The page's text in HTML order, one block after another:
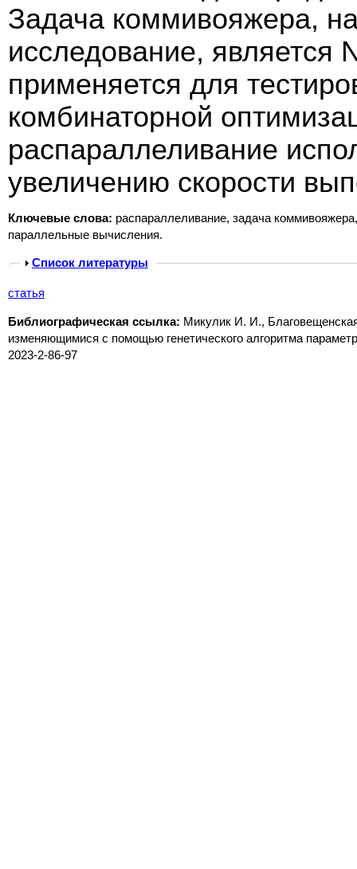
Задача коммивояжера,
исследование, является
применяется для
комбинаторной
распараллеливание
увеличению скорости
Ключевые слова: распараллеливание, задача
параллельные вычисления.
Show
Список литературы
статья
Библиографическая ссылка: Микулик И. И.,
изменяющимися с помощью генетического алгоритма
2023-2-86-97